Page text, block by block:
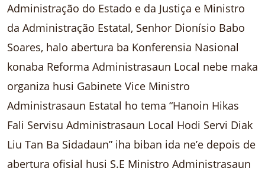
Administração do Estado e da Justiça e Ministro
da Administração Estatal, Senhor Dionísio Babo
Soares, halo abertura ba Konferensia Nasional
konaba Reforma Administrasaun Local nebe maka
organiza husi Gabinete Vice Ministro
Administrasaun Estatal ho tema “Hanoin Hikas
Fali Servisu Administrasaun Local Hodi Servi Diak
Liu Tan Ba Sidadaun” iha biban ida ne’e depois de
abertura ofisial husi S.E Ministro Administrasaun